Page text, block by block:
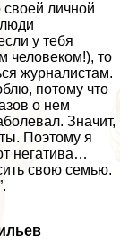
своей личной
у тебя
то
журналистам.
потому что
о нем
Значит,
Поэтому я
негатива…
свою семью.